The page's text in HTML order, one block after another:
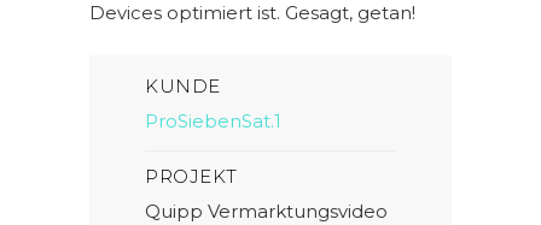
Devices optimiert ist. Gesagt, getan!
KUNDE
ProSiebenSat.1
PROJEKT
Quipp Vermarktungsvideo